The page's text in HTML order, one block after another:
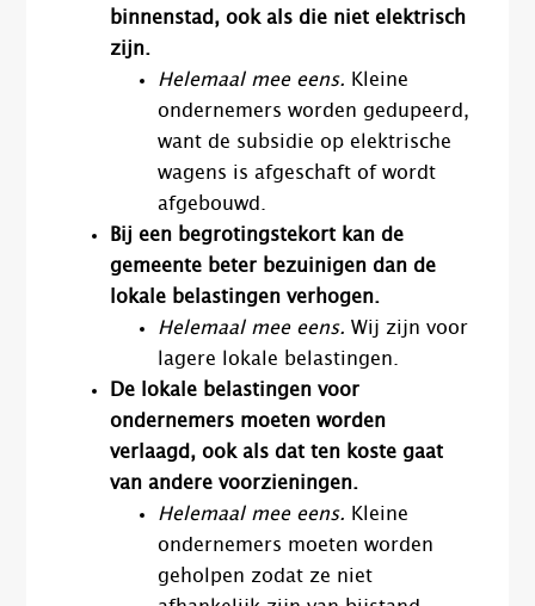
binnenstad, ook als die niet elektrisch
zijn.
Helemaal mee eens. Kleine
ondernemers worden gedupeerd,
want de subsidie op elektrische
wagens is afgeschaft of wordt
afgebouwd.
Bij een begrotingstekort kan de
gemeente beter bezuinigen dan de
lokale belastingen verhogen.
Helemaal mee eens. Wij zijn voor
lagere lokale belastingen.
De lokale belastingen voor
ondernemers moeten worden
verlaagd, ook als dat ten koste gaat
van andere voorzieningen.
Helemaal mee eens. Kleine
ondernemers moeten worden
geholpen zodat ze niet